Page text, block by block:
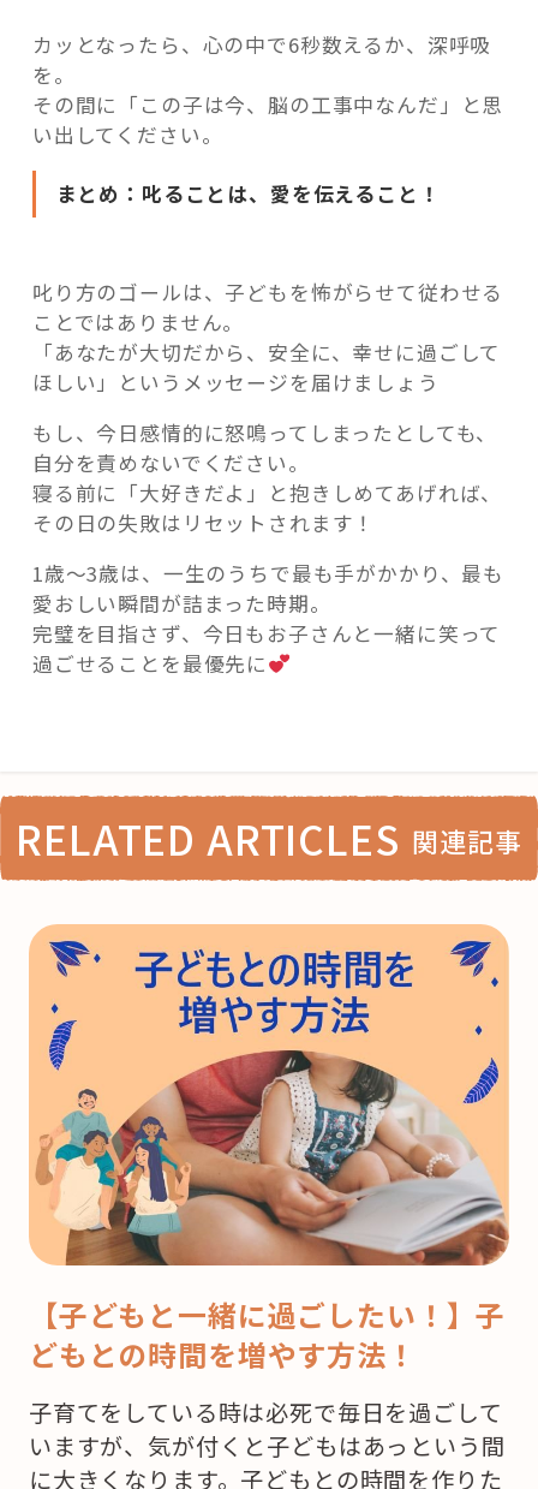
カッとなったら、心の中で6秒数えるか、深呼吸
を。
その間に「この子は今、脳の工事中なんだ」と思
い出してください。
まとめ：叱ることは、愛を伝えること！
叱り方のゴールは、子どもを怖がらせて従わせる
ことではありません。
「あなたが大切だから、安全に、幸せに過ごして
ほしい」というメッセージを届けましょう
もし、今日感情的に怒鳴ってしまったとしても、
自分を責めないでください。
寝る前に「大好きだよ」と抱きしめてあげれば、
その日の失敗はリセットされます！
1歳〜3歳は、一生のうちで最も手がかかり、最も
愛おしい瞬間が詰まった時期。
完璧を目指さず、今日もお子さんと一緒に笑って
過ごせることを最優先に
RELATED ARTICLES 関連記事
【子どもと一緒に過ごしたい！】子
どもとの時間を増やす方法！
子育てをしている時は必死で毎日を過ごして
いますが、気が付くと子どもはあっという間
に大きくなります。子どもとの時間を作りた